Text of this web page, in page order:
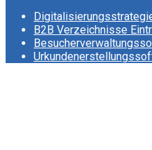
B2B Verzeichnisse